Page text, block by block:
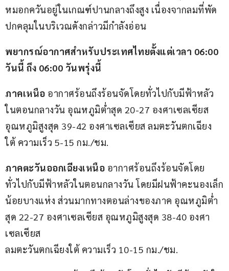
หมอกควันอยู่ในเกณฑ์ปานกลางถึงสูง เนื่องจากลมที่พัด
ปกคลุมในบริเวณดังกล่าวมีกำลังอ่อน
พยากรณ์อากาศสำหรับประเทศไทยตั้งแต่เวลา 06:00
วันนี้ ถึง 06:00 วันพรุ่งนี้
ภาคเหนือ อากาศร้อนถึงร้อนจัดโดยทั่วไปกับมีฟ้าหลัว
ในตอนกลางวัน อุณหภูมิต่ำสุด 20-27 องศาเซลเซียส
อุณหภูมิสูงสุด 39-42 องศาเซลเซียส ลมตะวันตกเฉียง
ใต้ ความเร็ว 5-15 กม./ชม.
ภาคตะวันออกเฉียงเหนือ อากาศร้อนถึงร้อนจัดโดย
ทั่วไปกับมีฟ้าหลัวในตอนกลางวัน โดยมีฝนฟ้าคะนองเล็ก
น้อยบางแห่ง ส่วนมากทางตอนล่างของภาค อุณหภูมิต่ำ
สุด 22-27 องศาเซลเซียส อุณหภูมิสูงสุด 38-40 องศา
เซลเซียส
ลมตะวันตกเฉียงใต้ ความเร็ว 10-15 กม./ชม.